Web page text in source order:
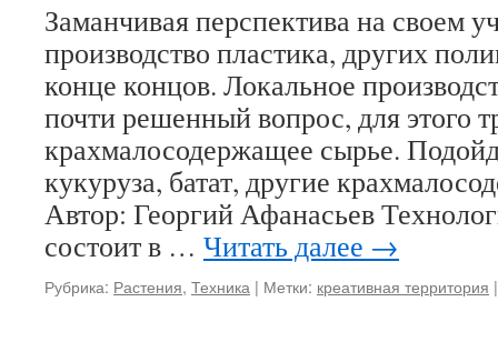
Заманчивая перспектива на своем
производство пластика, других
конце концов. Локальное
почти решенный вопрос, для этого
крахмалосодержащее сырье.
кукуруза, батат, другие
Автор: Георгий Афанасьев
состоит в … Читать далее →
Рубрика: Растения, Техника | Метки: креативная территория |